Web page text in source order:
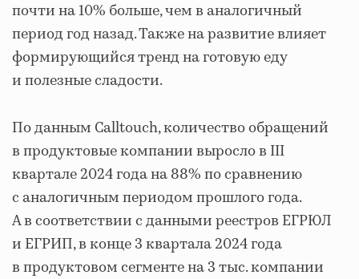
почти на 10% больше, чем в аналогичный
период год назад. Также на развитие влияет
формирующийся тренд на готовую еду
и полезные сладости.
По данным Calltouch, количество обращений
в продуктовые компании выросло в III
квартале 2024 года на 88% по сравнению
с аналогичным периодом прошлого года.
А в соответствии с данными реестров ЕГРЮЛ
и ЕГРИП, в конце 3 квартала 2024 года
в продуктовом сегменте на 3 тыс. компании